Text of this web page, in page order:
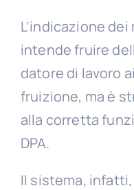
L’indicazione
intende fruire
datore di lavoro
fruizione, ma è
alla corretta
DPA.
Il sistema,